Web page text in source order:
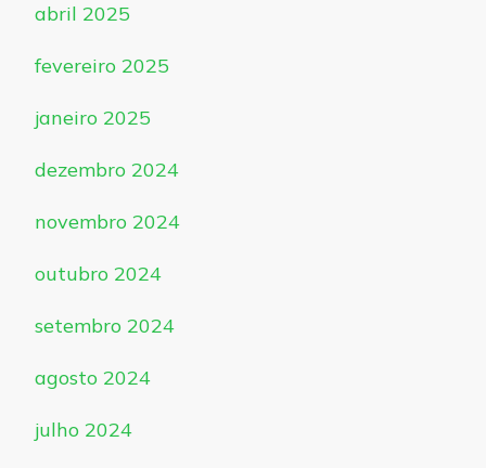
abril 2025
fevereiro 2025
janeiro 2025
dezembro 2024
novembro 2024
outubro 2024
setembro 2024
agosto 2024
julho 2024